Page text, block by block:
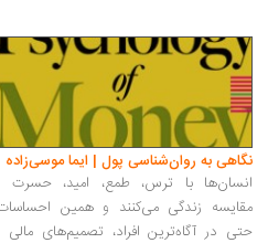
نگاهی به روان‌شناسی پول | ایما موسی‌زاده
انسان‌ها با ترس، طمع، امید، حسرت
مقایسه زندگی می‌کنند و همین
حتی در آگاه‌ترین افراد، تصمیم‌های مالی